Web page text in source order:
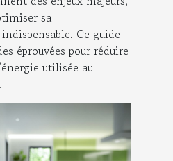
sa
Ce guide
éprouvées pour réduire
utilisée au